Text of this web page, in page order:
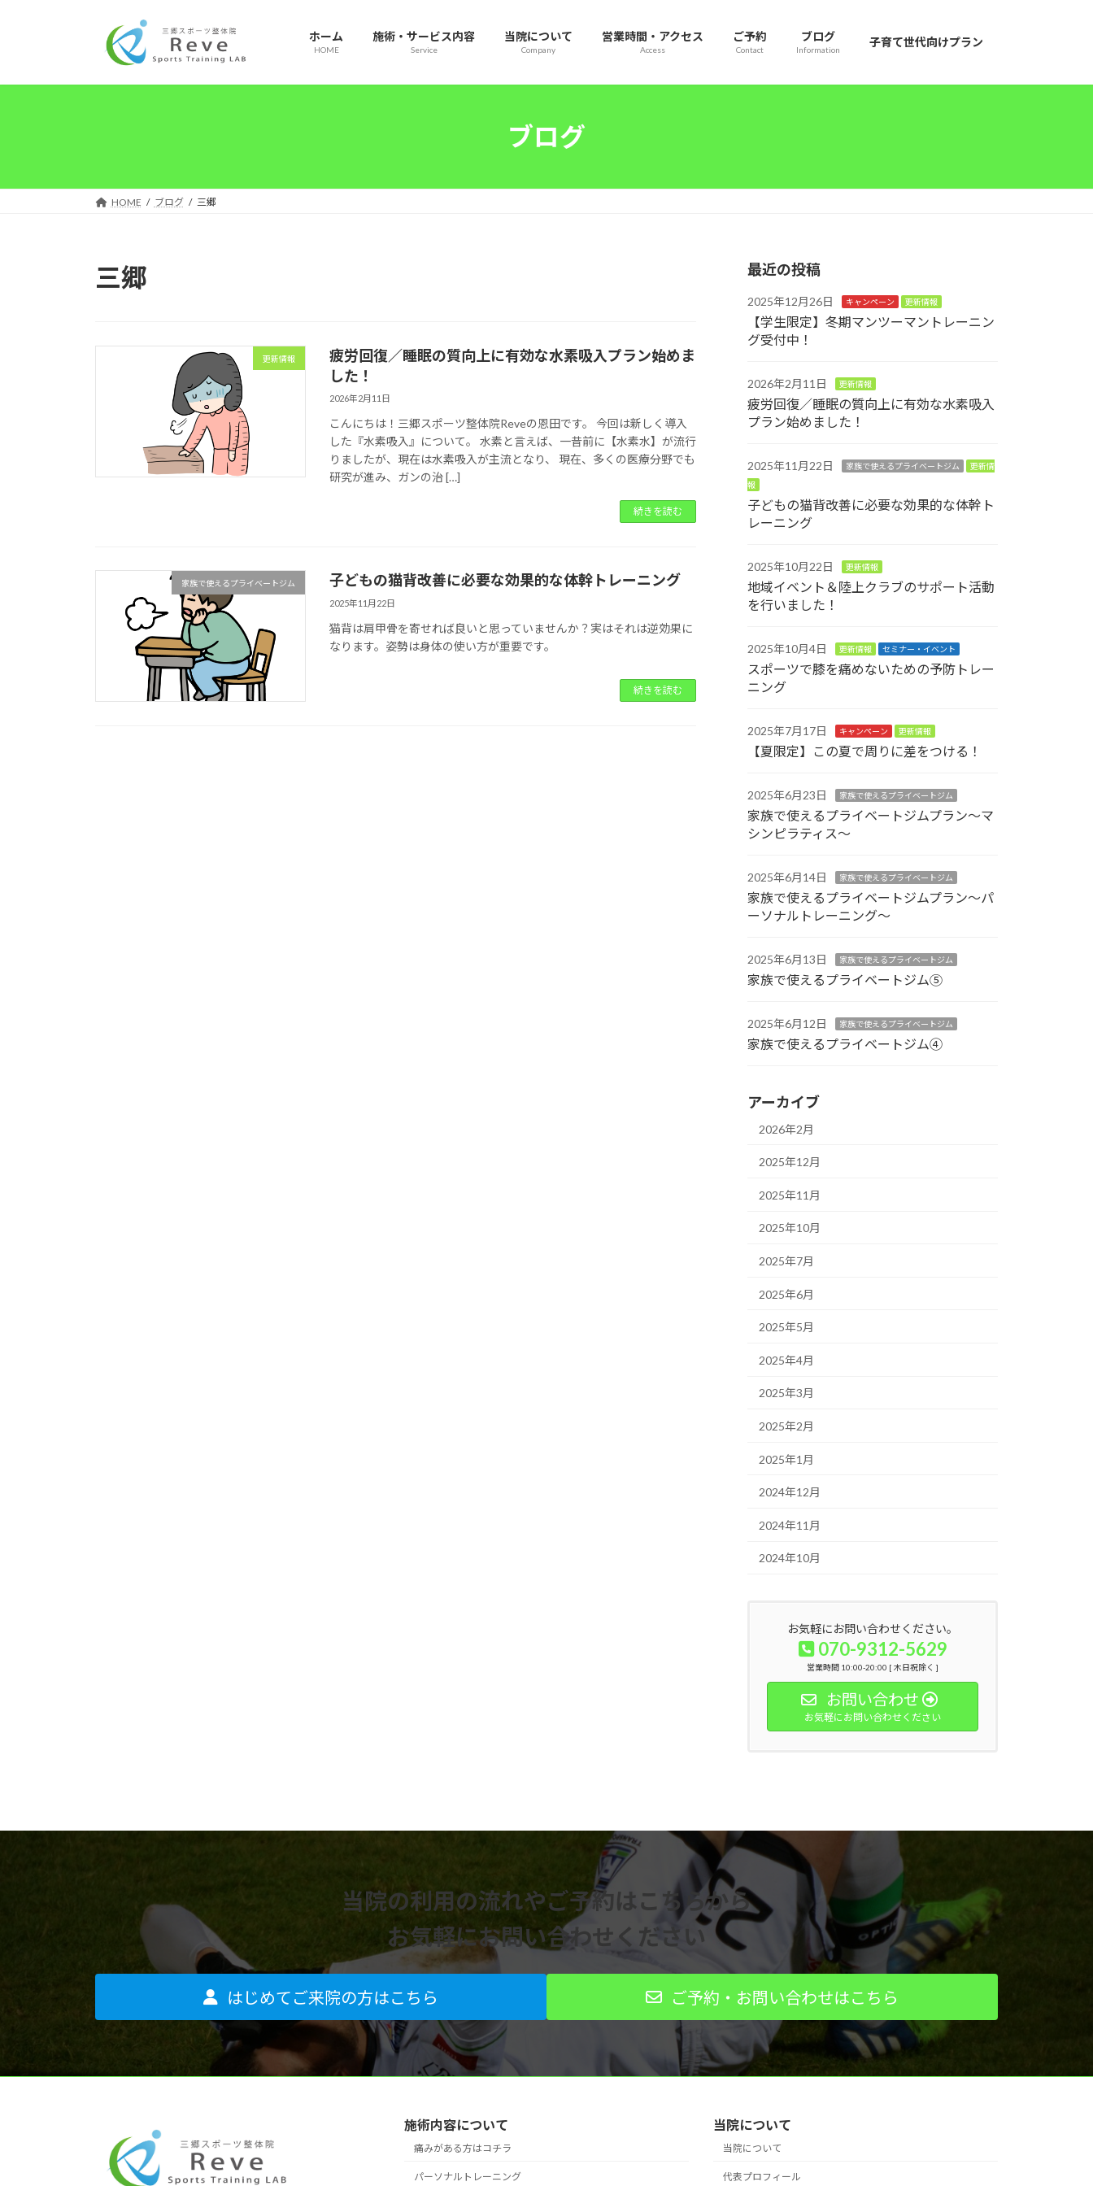
ツ
プ
シ
動
ホーム
HOME
施術・サービス内容
Service
当院について
Company
営業時間・アクセス
Access
ご予約
Contact
ブログ
Information
子育て世代向けプラン
ブログ
HOME ブログ 三郷
三郷
更新情報
疲労回復／睡眠の質向上に有効な水素吸入プラン始めま
した！
2026年2月11日
こんにちは！三郷スポーツ整体院Reveの恩田です。 今回は新しく導入
した『水素吸入』について。 水素と言えば、一昔前に【水素水】が流行
りましたが、現在は水素吸入が主流となり、 現在、多くの医療分野でも
研究が進み、ガンの治 […]
続きを読む
家族で使えるプライベートジム 子どもの猫背改善に必要な効果的な体幹トレーニング
2025年11月22日
猫背は肩甲骨を寄せれば良いと思っていませんか？実はそれは逆効果に
なります。姿勢は身体の使い方が重要です。
続きを読む
最近の投稿
2025年12月26日 キャンペーン 更新情報
【学生限定】冬期マンツーマントレーニン
グ受付中！
2026年2月11日 更新情報
疲労回復／睡眠の質向上に有効な水素吸入
プラン始めました！
2025年11月22日 家族で使えるプライベートジム
更新情
報
子どもの猫背改善に必要な効果的な体幹ト
レーニング
2025年10月22日 更新情報
地域イベント＆陸上クラブのサポート活動
を行いました！
2025年10月4日 更新情報 セミナー・イベント
スポーツで膝を痛めないための予防トレー
ニング
2025年7月17日 キャンペーン 更新情報
【夏限定】この夏で周りに差をつける！
2025年6月23日 家族で使えるプライベートジム
家族で使えるプライベートジムプラン～マ
シンピラティス～
2025年6月14日 家族で使えるプライベートジム
家族で使えるプライベートジムプラン～パ
ーソナルトレーニング～
2025年6月13日 家族で使えるプライベートジム
家族で使えるプライベートジム⑤
2025年6月12日 家族で使えるプライベートジム
家族で使えるプライベートジム④
アーカイブ
2026年2月
2025年12月
2025年11月
2025年10月
2025年7月
2025年6月
2025年5月
2025年4月
2025年3月
2025年2月
2025年1月
2024年12月
2024年11月
2024年10月
お気軽にお問い合わせください。
070-9312-5629
営業時間 10:00-20:00 [ 木日祝除く ]
お問い合わせ
お気軽にお問い合わせください
当院の利用の流れやご予約はこちらから
お気軽にお問い合わせください
はじめてご来院の方はこちら ご予約・お問い合わせはこちら
施術内容について
痛みがある方はコチラ
パーソナルトレーニング
当院について
当院について
代表プロフィール